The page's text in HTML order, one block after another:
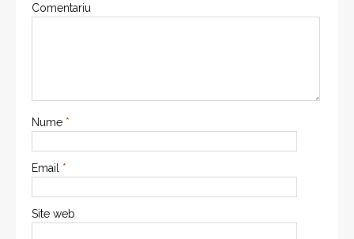
Comentariu
Nume *
Email *
Site web